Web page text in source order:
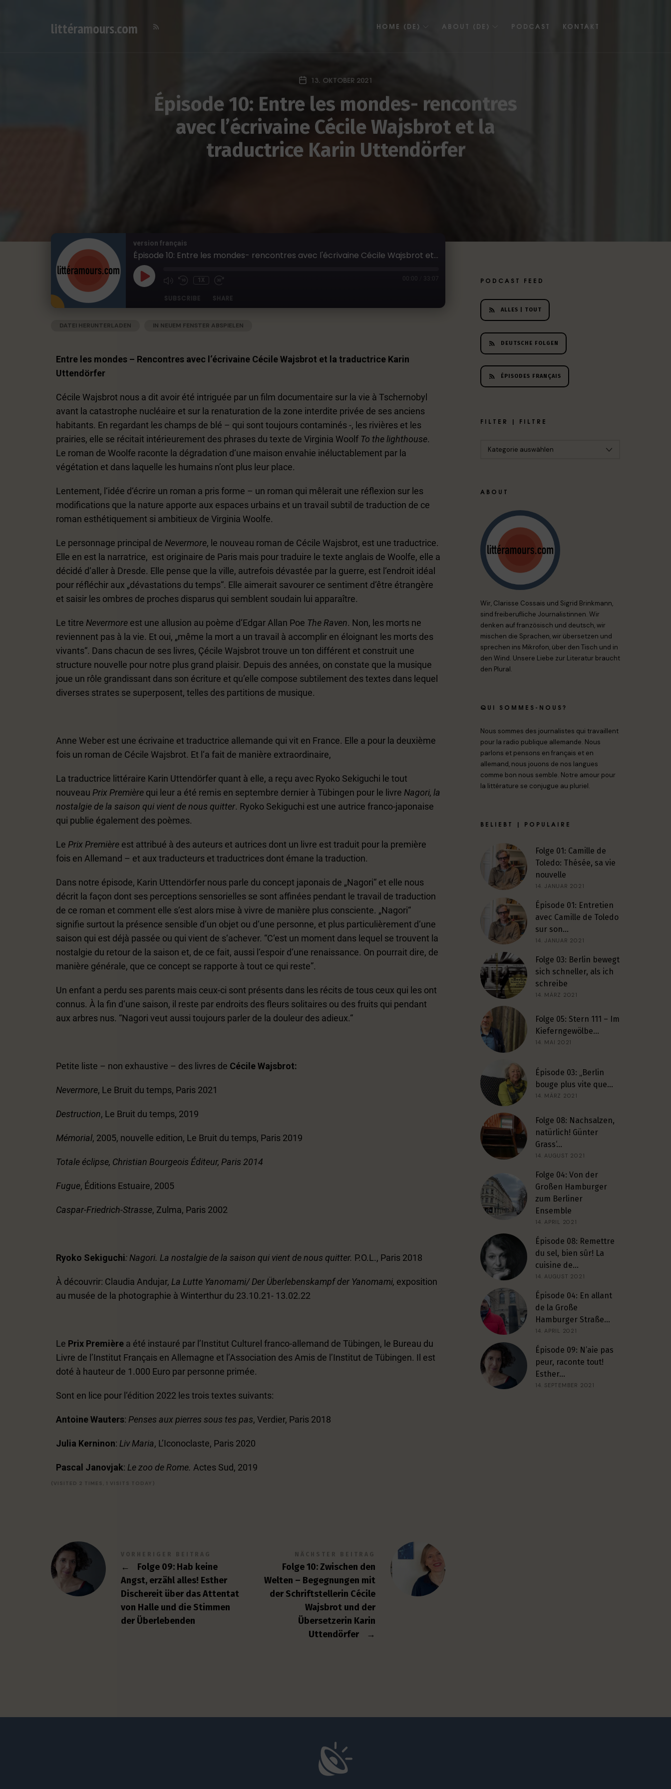
littéramours.com HOME (DE) ABOUT (DE) PODCAST KONTAKT
13. OKTOBER 2021
Épisode 10: Entre les mondes- rencontres
avec l’écrivaine Cécile Wajsbrot et la
traductrice Karin Uttendörfer
version français
Épisode 10: Entre les mondes- rencontres avec l'écrivaine Cécile Wajsbrot et la traductrice Karin Uttendörfer
1X 00:00 33:07
SUBSCRIBE SHARE
Apple Podcasts Deezer
RSS FEED
SHARE
EMBED
DATEI HERUNTERLADEN IN NEUEM FENSTER ABSPIELEN
Entre les mondes – Rencontres avec l‘écrivaine Cécile Wajsbrot et la traductrice Karin
Uttendörfer
Cécile Wajsbrot nous a dit avoir été intriguée par un film documentaire sur la vie à Tschernobyl
avant la catastrophe nucléaire et sur la renaturation de la zone interdite privée de ses anciens
habitants. En regardant les champs de blé – qui sont toujours contaminés -, les rivières et les
prairies, elle se récitait intérieurement des phrases du texte de Virginia Woolf To the lighthouse.
Le roman de Woolfe raconte la dégradation d‘une maison envahie inéluctablement par la
végétation et dans laquelle les humains n’ont plus leur place.
Lentement, l‘idée d‘écrire un roman a pris forme – un roman qui mêlerait une réflexion sur les
modifications que la nature apporte aux espaces urbains et un travail subtil de traduction de ce
roman esthétiquement si ambitieux de Virginia Woolfe.
Le personnage principal de Nevermore, le nouveau roman de Cécile Wajsbrot, est une traductrice.
Elle en est la narratrice, est originaire de Paris mais pour traduire le texte anglais de Woolfe, elle a
décidé d‘aller à Dresde. Elle pense que la ville, autrefois dévastée par la guerre, est l‘endroit idéal
pour réfléchir aux „dévastations du temps“. Elle aimerait savourer ce sentiment d‘être étrangère
et saisir les ombres de proches disparus qui semblent soudain lui apparaître.
Le titre Nevermore est une allusion au poème d‘Edgar Allan Poe The Raven. Non, les morts ne
reviennent pas à la vie. Et oui, „même la mort a un travail à accomplir en éloignant les morts des
vivants“. Dans chacun de ses livres, Çécile Wajsbrot trouve un ton différent et construit une
structure nouvelle pour notre plus grand plaisir. Depuis des années, on constate que la musique
joue un rôle grandissant dans son écriture et qu’elle compose subtilement des textes dans lequel
diverses strates se superposent, telles des partitions de musique.
Anne Weber est une écrivaine et traductrice allemande qui vit en France. Elle a pour la deuxième
fois un roman de Cécile Wajsbrot. Et l‘a fait de manière extraordinaire,
La traductrice littéraire Karin Uttendörfer quant à elle, a reçu avec Ryoko Sekiguchi le tout
nouveau Prix Première qui leur a été remis en septembre dernier à Tübingen pour le livre Nagori, la
nostalgie de la saison qui vient de nous quitter. Ryoko Sekiguchi est une autrice franco-japonaise
qui publie également des poèmes.
Le Prix Première est attribué à des auteurs et autrices dont un livre est traduit pour la première
fois en Allemand – et aux traducteurs et traductrices dont émane la traduction.
Dans notre épisode, Karin Uttendörfer nous parle du concept japonais de „Nagori“ et elle nous
décrit la façon dont ses perceptions sensorielles se sont affinées pendant le travail de traduction
de ce roman et comment elle s‘est alors mise à vivre de manière plus consciente. „Nagori“
signifie surtout la présence sensible d‘un objet ou d‘une personne, et plus particulièrement d‘une
saison qui est déjà passée ou qui vient de s‘achever. “C‘est un moment dans lequel se trouvent la
nostalgie du retour de la saison et, de ce fait, aussi l‘espoir d‘une renaissance. On pourrait dire, de
manière générale, que ce concept se rapporte à tout ce qui reste”.
Un enfant a perdu ses parents mais ceux-ci sont présents dans les récits de tous ceux qui les ont
connus. À la fin d‘une saison, il reste par endroits des fleurs solitaires ou des fruits qui pendant
aux arbres nus. “Nagori veut aussi toujours parler de la douleur des adieux.“
Petite liste – non exhaustive – des livres de Cécile Wajsbrot:
Nevermore, Le Bruit du temps, Paris 2021
Destruction, Le Bruit du temps, 2019
Mémorial, 2005, nouvelle edition, Le Bruit du temps, Paris 2019
Totale éclipse, Christian Bourgeois Éditeur, Paris 2014
Fugue, Éditions Estuaire, 2005
Caspar-Friedrich-Strasse, Zulma, Paris 2002
Ryoko Sekiguchi: Nagori. La nostalgie de la saison qui vient de nous quitter. P.O.L., Paris 2018
À découvrir: Claudia Andujar, La Lutte Yanomami/ Der Überlebenskampf der Yanomami, exposition
au musée de la photographie à Winterthur du 23.10.21- 13.02.22
Le Prix Première a été instauré par l’Institut Culturel franco-allemand de Tübingen, le Bureau du
Livre de l’Institut Français en Allemagne et l’Association des Amis de l’Institut de Tübingen. Il est
doté à hauteur de 1.000 Euro par personne primée.
Sont en lice pour l‘édition 2022 les trois textes suivants:
Antoine Wauters: Penses aux pierres sous tes pas, Verdier, Paris 2018
Julia Kerninon: Liv Maria, L’Iconoclaste, Paris 2020
Pascal Janovjak: Le zoo de Rome. Actes Sud, 2019
(VISITED 2 TIMES, 1 VISITS TODAY)
VORHERIGER BEITRAG
←
Folge 09: Hab keine
Angst, erzähl alles! Esther
Dischereit über das Attentat
von Halle und die Stimmen
der Überlebenden
NÄCHSTER BEITRAG
Folge 10: Zwischen den
Welten – Begegnungen mit
der Schriftstellerin Cécile
Wajsbrot und der
Übersetzerin Karin
Uttendörfer
→
PODCAST FEED
ALLES | TOUT
DEUTSCHE FOLGEN
ÉPISODES FRANÇAIS
FILTER | FILTRE
ABOUT
Wir, Clarisse Cossais und Sigrid Brinkmann,
sind freiberufliche Journalistinnen. Wir
denken auf französisch und deutsch, wir
mischen die Sprachen, wir übersetzen und
sprechen ins Mikrofon, über den Tisch und in
den Wind. Unsere Liebe zur Literatur braucht
den Plural.
QUI SOMMES-NOUS?
Nous sommes des journalistes qui travaillent
pour la radio publique allemande. Nous
parlons et pensons en français et en
allemand, nous jouons de nos langues
comme bon nous semble. Notre amour pour
la littérature se conjugue au pluriel.
BELIEBT | POPULAIRE
Folge 01: Camille de
Toledo: Thésée, sa vie
nouvelle
14. JANUAR 2021
Épisode 01: Entretien
avec Camille de Toledo
sur son…
14. JANUAR 2021
Folge 03: Berlin bewegt
sich schneller, als ich
schreibe
14. MÄRZ 2021
Folge 05: Stern 111 – Im
Kieferngewölbe…
14. MAI 2021
Épisode 03: „Berlin
bouge plus vite que…
14. MÄRZ 2021
Folge 08: Nachsalzen,
natürlich! Günter
Grass‘…
14. AUGUST 2021
Folge 04: Von der
Großen Hamburger
zum Berliner
Ensemble
14. APRIL 2021
Épisode 08: Remettre
du sel, bien sûr! La
cuisine de…
14. AUGUST 2021
Épisode 04: En allant
de la Große
Hamburger Straße…
14. APRIL 2021
Épisode 09: N’aie pas
peur, raconte tout!
Esther…
14. SEPTEMBER 2021